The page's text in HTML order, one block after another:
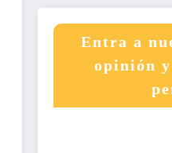
Entra a
opinión y